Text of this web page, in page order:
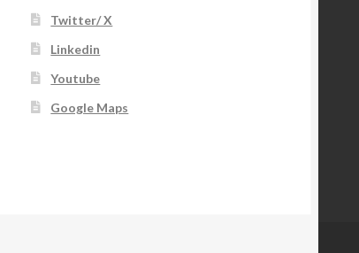
Twitter/ X
Linkedin
Youtube
Google Maps